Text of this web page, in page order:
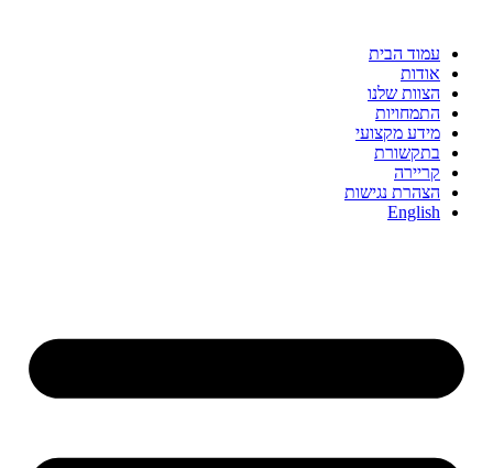
עמוד הבית
אודות
הצוות שלנו
התמחויות
מידע מקצועי
בתקשורת
קריירה
הצהרת נגישות
English